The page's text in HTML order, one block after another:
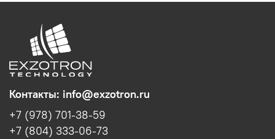
Контакты: info@exzotron.ru
+7 (978) 701-38-59
+7 (804) 333-06-73